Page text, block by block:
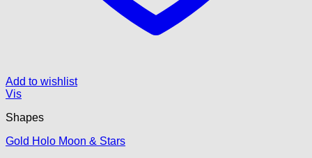
Add to wishlist
Vis
Shapes
Gold Holo Moon & Stars